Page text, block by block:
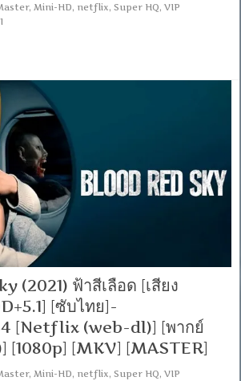
,Mini-HD, netflix,Super HQ,VIP
(2021) ฟ้าสีเลือด [เสียง
[ซับไทย]-
[Netflix (web-dl)] [พากย์
[1080p] [MKV] [MASTER]
,Mini-HD, netflix,Super HQ,VIP